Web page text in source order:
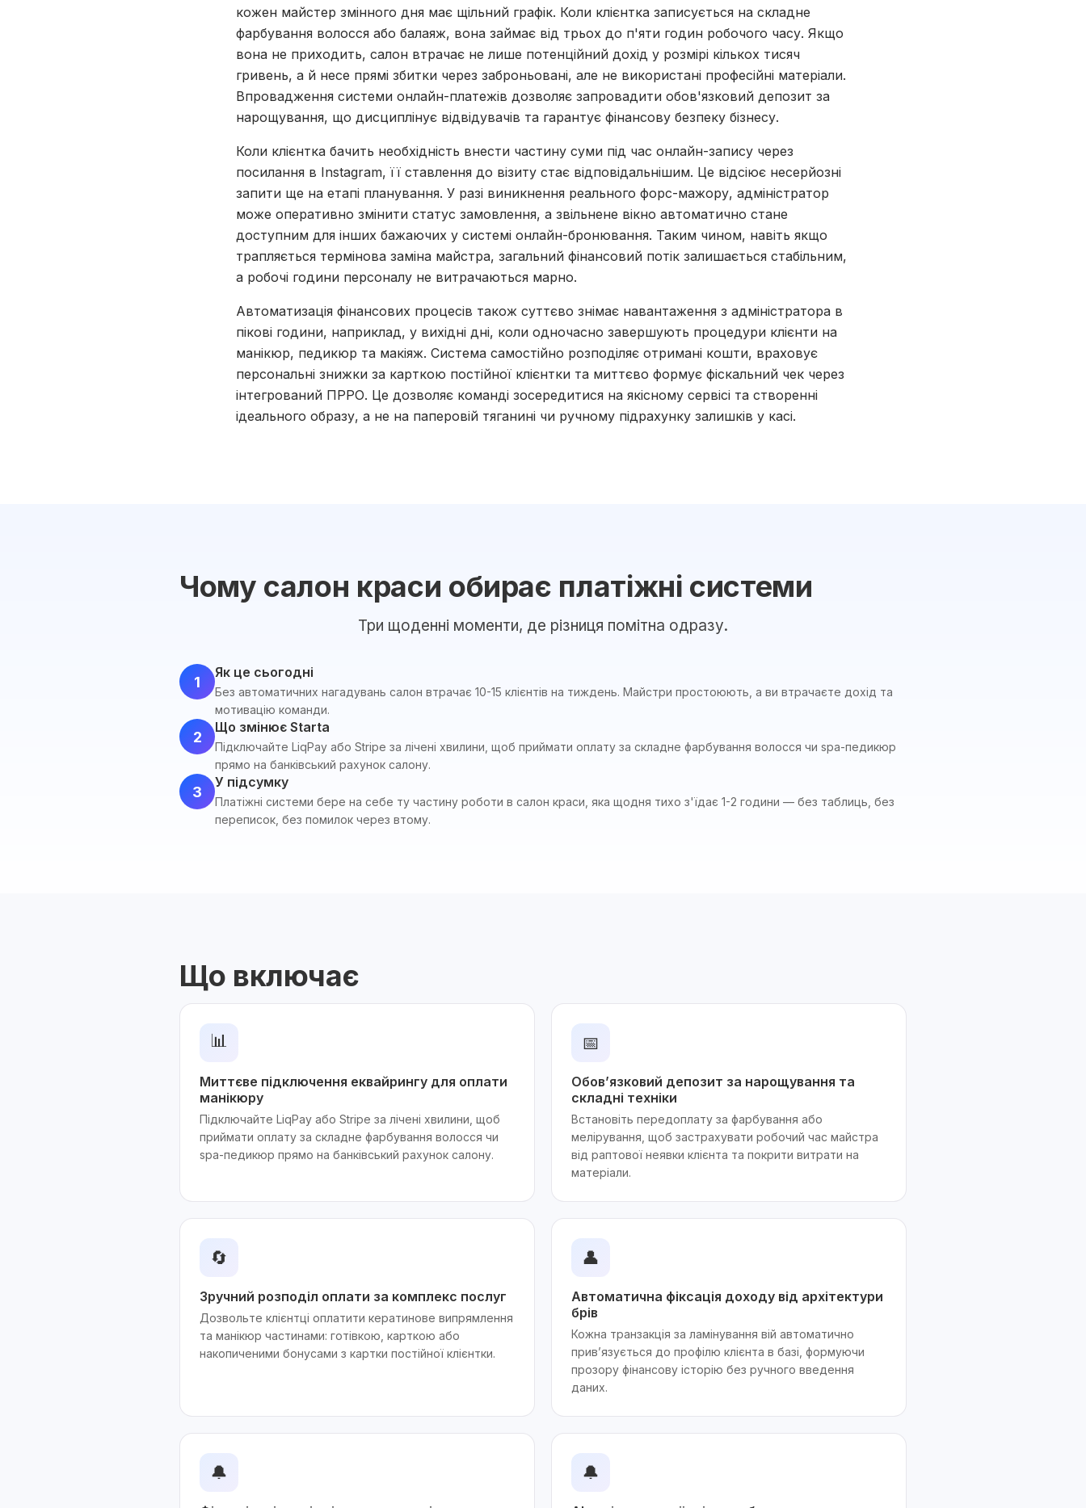
кожен майстер змінного дня має щільний графік. Коли клієнтка записується на складне
фарбування волосся або балаяж, вона займає від трьох до п'яти годин робочого часу. Якщо
вона не приходить, салон втрачає не лише потенційний дохід у розмірі кількох тисяч
гривень, а й несе прямі збитки через заброньовані, але не використані професійні матеріали.
Впровадження системи онлайн-платежів дозволяє запровадити обов'язковий депозит за
нарощування, що дисциплінує відвідувачів та гарантує фінансову безпеку бізнесу.
Коли клієнтка бачить необхідність внести частину суми під час онлайн-запису через
посилання в Instagram, її ставлення до візиту стає відповідальнішим. Це відсіює несерйозні
запити ще на етапі планування. У разі виникнення реального форс-мажору, адміністратор
може оперативно змінити статус замовлення, а звільнене вікно автоматично стане
доступним для інших бажаючих у системі онлайн-бронювання. Таким чином, навіть якщо
трапляється термінова заміна майстра, загальний фінансовий потік залишається стабільним,
а робочі години персоналу не витрачаються марно.
Автоматизація фінансових процесів також суттєво знімає навантаження з адміністратора в
пікові години, наприклад, у вихідні дні, коли одночасно завершують процедури клієнти на
манікюр, педикюр та макіяж. Система самостійно розподіляє отримані кошти, враховує
персональні знижки за карткою постійної клієнтки та миттєво формує фіскальний чек через
інтегрований ПРРО. Це дозволяє команді зосередитися на якісному сервісі та створенні
ідеального образу, а не на паперовій тяганині чи ручному підрахунку залишків у касі.
Чому салон краси обирає платіжні системи
Три щоденні моменти, де різниця помітна одразу.
1
Як це сьогодні
Без автоматичних нагадувань салон втрачає 10-15 клієнтів на тиждень. Майстри простоюють, а ви втрачаєте дохід та
мотивацію команди.
2
Що змінює Starta
Підключайте LiqPay або Stripe за лічені хвилини, щоб приймати оплату за складне фарбування волосся чи spa-педикюр
прямо на банківський рахунок салону.
3
У підсумку
Платіжні системи бере на себе ту частину роботи в салон краси, яка щодня тихо з'їдає 1-2 години — без таблиць, без
переписок, без помилок через втому.
Що включає
📊
Миттєве підключення еквайрингу для оплати
манікюру
Підключайте LiqPay або Stripe за лічені хвилини, щоб
приймати оплату за складне фарбування волосся чи
spa-педикюр прямо на банківський рахунок салону.
📅
Обов’язковий депозит за нарощування та
складні техніки
Встановіть передоплату за фарбування або
мелірування, щоб застрахувати робочий час майстра
від раптової неявки клієнта та покрити витрати на
матеріали.
🔄
Зручний розподіл оплати за комплекс послуг
Дозвольте клієнтці оплатити кератинове випрямлення
та манікюр частинами: готівкою, карткою або
накопиченими бонусами з картки постійної клієнтки.
👤
Автоматична фіксація доходу від архітектури
брів
Кожна транзакція за ламінування вій автоматично
прив’язується до профілю клієнта в базі, формуючи
прозору фінансову історію без ручного введення
даних.
🔔 🔔